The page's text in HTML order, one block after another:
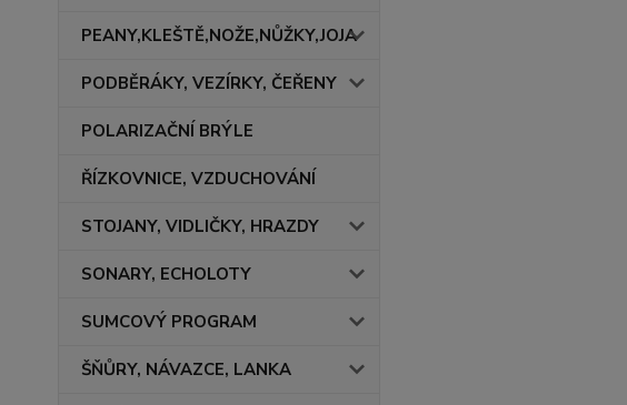
PEANY,KLEŠTĚ,NOŽE,NŮŽKY,JOJA
PODBĚRÁKY, VEZÍRKY, ČEŘENY
POLARIZAČNÍ BRÝLE
ŘÍZKOVNICE, VZDUCHOVÁNÍ
STOJANY, VIDLIČKY, HRAZDY
SONARY, ECHOLOTY
SUMCOVÝ PROGRAM
ŠŇŮRY, NÁVAZCE, LANKA